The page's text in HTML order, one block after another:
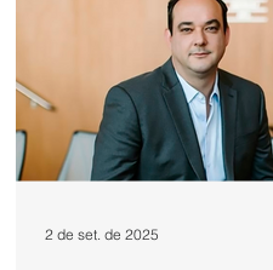
2 de set. de 2025